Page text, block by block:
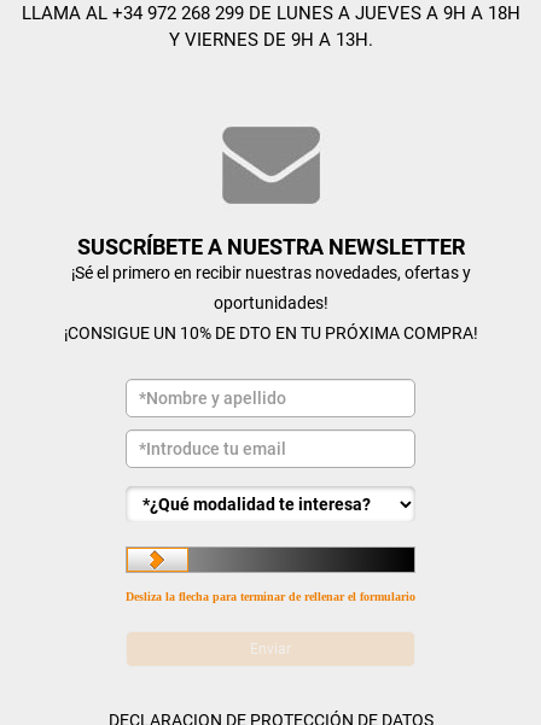
LLAMA AL +34 972 268 299 DE LUNES A JUEVES A 9H A 18H
Y VIERNES DE 9H A 13H.
SUSCRÍBETE A NUESTRA NEWSLETTER
¡Sé el primero en recibir nuestras novedades, ofertas y
oportunidades!
¡CONSIGUE UN 10% DE DTO EN TU PRÓXIMA COMPRA!
Desliza la flecha para terminar de rellenar el formulario
DECLARACION DE PROTECCIÓN DE DATOS